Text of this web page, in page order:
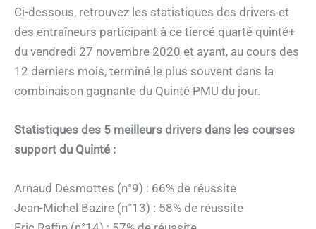
Ci-dessous, retrouvez les statistiques des drivers et
des entraîneurs participant à ce tiercé quarté quinté+
du vendredi 27 novembre 2020 et ayant, au cours des
12 derniers mois, terminé le plus souvent dans la
combinaison gagnante du Quinté PMU du jour.
Statistiques des 5 meilleurs drivers dans les courses
support du Quinté :
Arnaud Desmottes (n°9) : 66% de réussite
Jean-Michel Bazire (n°13) : 58% de réussite